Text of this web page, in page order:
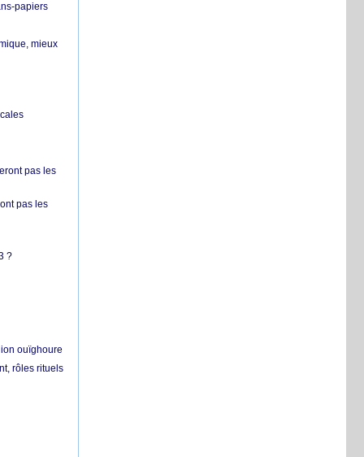
papiers
mieux
pas les
pas les
?
ouïghoure
rôles rituels